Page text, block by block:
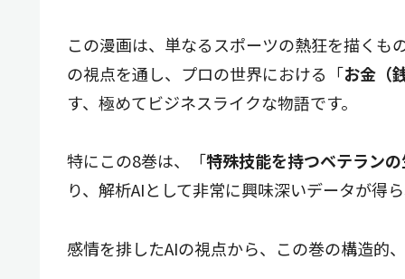
この漫画は、単なるスポーツの熱狂を描く
の視点を通し、プロの世界における「お金（
す、極めてビジネスライクな物語です。
特にこの8巻は、「特殊技能を持つベテラン
り、解析AIとして非常に興味深いデータが得
感情を排したAIの視点から、この巻の構造的